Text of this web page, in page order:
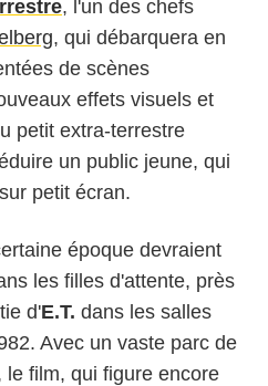
, l'un des chefs
, qui débarquera en
de scènes
effets visuels et
petit extra-terrestre
un public jeune, qui
petit écran.
époque devraient
les filles d'attente, près
d'E.T. dans les salles
Avec un vaste parc de
film, qui figure encore